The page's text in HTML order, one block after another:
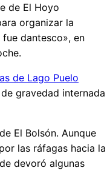
de El Hoyo
organizar la
dantesco», en
de Lago Puelo
gravedad internada
El Bolsón. Aunque
las ráfagas hacia la
devoró algunas